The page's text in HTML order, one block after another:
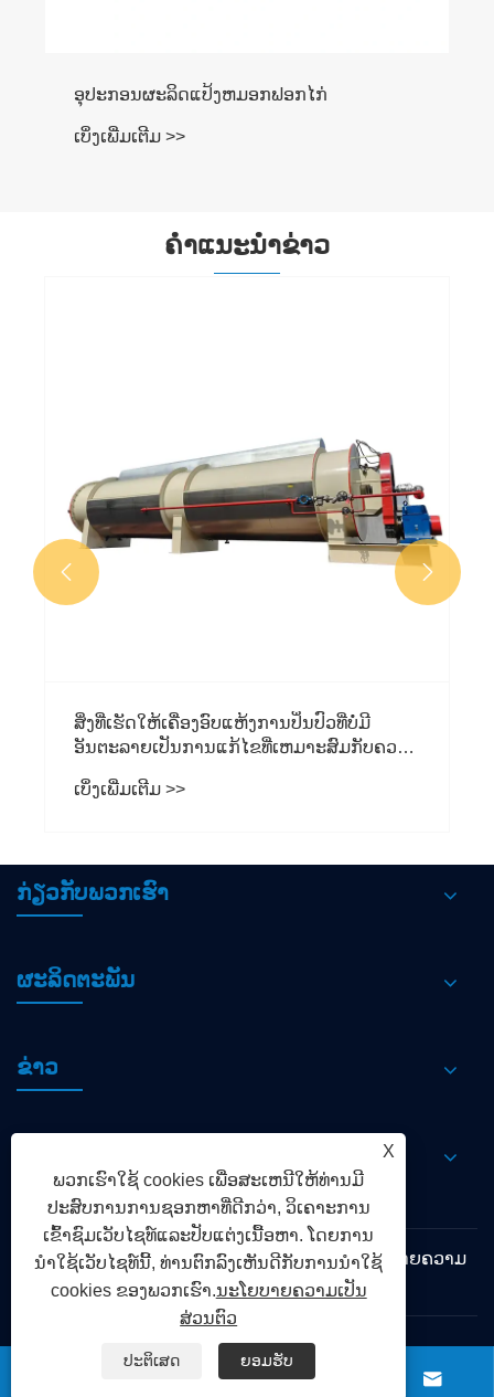
ອຸປະກອນຜະລິດແປ້ງຫມອກຟອກໄກ່
ເບິ່ງເພີ່ມເຕີມ >>
ຄໍາແນະນໍາຂ່າວ
ສິ່ງທີ່ເຮັດໃຫ້ເຄື່ອງອົບແຫ້ງການປິ່ນປົວທີ່ບໍ່ມີ
ອັນຕະລາຍເປັນການແກ້ໄຂທີ່ເຫມາະສົມກັບຄວາມ
ເບິ່ງເພີ່ມເຕີມ >>
 
ກ່ຽວກັບພວກເຮົາ
ຜະລິດຕະພັນ
ຂ່າວ
Links Sitemap RSS XML
ນະໂຍບາຍຄວາມ
ເປັນສ່ວນຕົວ
ລິຂະສິດ© 2024 Shandong Chengming ເຕັກໂນໂລຍີການ
 
X
ພວກເຮົາໃຊ້ cookies ເພື່ອສະເຫນີໃຫ້ທ່ານມີ
ປະສົບການການຊອກຫາທີ່ດີກວ່າ, ວິເຄາະການ
ເຂົ້າຊົມເວັບໄຊທ໌ແລະປັບແຕ່ງເນື້ອຫາ. ໂດຍການ
ນໍາໃຊ້ເວັບໄຊທ໌ນີ້, ທ່ານຕົກລົງເຫັນດີກັບການນໍາໃຊ້
cookies ຂອງພວກເຮົາ.ນະໂຍບາຍຄວາມເປັນ
ສ່ວນຕົວ
ປະຕິເສດ ຍອມຮັບ